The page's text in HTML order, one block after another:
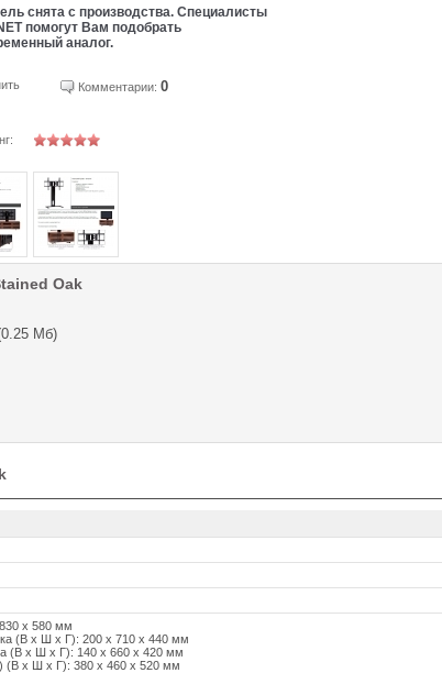
снята с производства. Специалисты
помогут Вам подобрать
аналог.
Комментарии: 0
Oak
Мб)
х 580 мм
(В х Ш х Г): 200 x 710 x 440 мм
(В х Ш х Г): 140 x 660 x 420 мм
(В х Ш х Г): 380 x 460 x 520 мм